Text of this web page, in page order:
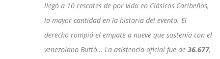
llegó a 10 rescates de por vida en Clásicos Caribeños,
la mayor cantidad en la historia del evento. El
derecho rompió el empate a nueve que sostenía con el
venezolano Buttó… La asistencia oficial fue de 36.677,